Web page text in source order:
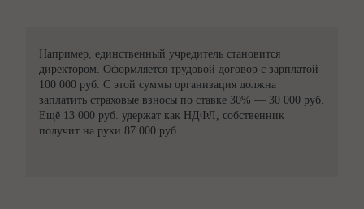
Например, единственный учредитель становится
директором. Оформляется трудовой договор с зарплатой
100 000 руб. С этой суммы организация должна
заплатить страховые взносы по ставке 30% — 30 000 руб.
Ещё 13 000 руб. удержат как НДФЛ, собственник
получит на руки 87 000 руб.